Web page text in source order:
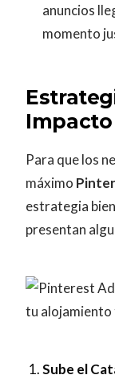
anuncios
momento
Para que los
máximo
estrategia
presentan
Sube el